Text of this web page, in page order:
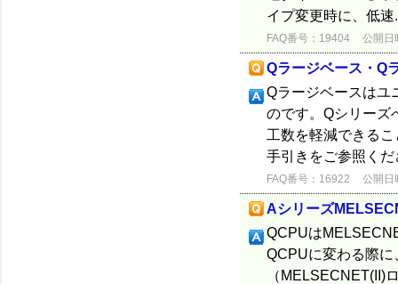
イプ変更時に、低
FAQ番号：19404 公開日
Qラージベース・Q
Qラージベースはユ
のです。Qシリーズ
工数を軽減できる
手引きをご参照く
FAQ番号：16922 公開日
Aシリーズ
QCPUは
QCPUに変わる際
（MELSECNET(II)